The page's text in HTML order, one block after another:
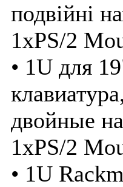
подвійні
1xPS/2
• 1U для
двойные
1xPS/2
• 1U